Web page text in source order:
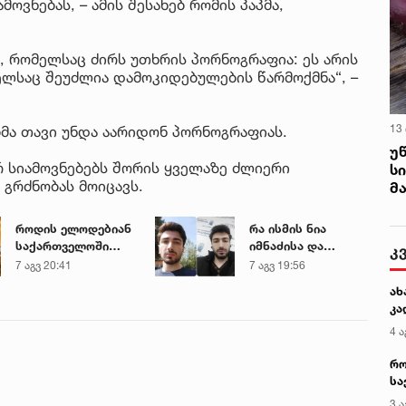
– ამის შესახებ რომის პაპმა,
რომელსაც ძირს უთხრის პორნოგრაფია: ეს არის
შეუძლია დამოკიდებულების წარმოქმნა“, –
თავი უნდა აარიდონ პორნოგრაფიას.
სიამოვნებებს შორის ყველაზე ძლიერი
მოიცავს.
როდის ელოდებიან
საქართველოში
+40-გრადუსიან
7 აგვ 20:41
რა ისმის ნია
იმნაძისა და
მამამისის ფარული
7 აგვ 19:56
13
4